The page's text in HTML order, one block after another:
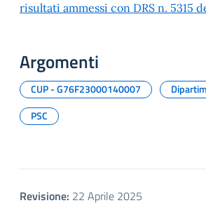
risultati ammessi con DRS n. 5315
Argomenti
CUP - G76F23000140007
PSC
Revisione: 22 Aprile 2025